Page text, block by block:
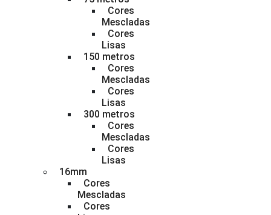
Cores
Mescladas
Cores
Lisas
150 metros
Cores
Mescladas
Cores
Lisas
300 metros
Cores
Mescladas
Cores
Lisas
16mm
Cores
Mescladas
Cores